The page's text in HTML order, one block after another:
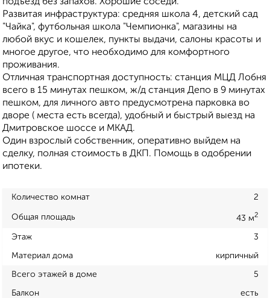
Развитая инфраструктура: средняя школа 4, детский сад
"Чайка", футбольная школа "Чемпионка", магазины на
любой вкус и кошелек, пункты выдачи, салоны красоты и
многое другое, что необходимо для комфортного
проживания.
Отличная транспортная доступность: станция МЦД Лобня
всего в 15 минутах пешком, ж/д станция Депо в 9 минутах
пешком, для личного авто предусмотрена парковка во
дворе ( места есть всегда), удобный и быстрый выезд на
Дмитровское шоссе и МКАД.
Один взрослый собственник, оперативно выйдем на
сделку, полная стоимость в ДКП. Помощь в одобрении
ипотеки.
Количество комнат 2
Общая площадь 43 м2
Этаж 3
Материал дома кирпичный
Всего этажей в доме 5
Балкон есть